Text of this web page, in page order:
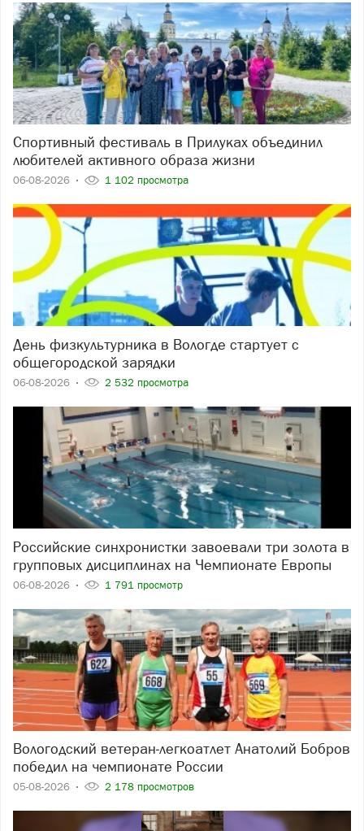
Спортивный фестиваль в Прилуках объединил
любителей активного образа жизни
06-08-2026 1 102 просмотра
День физкультурника в Вологде стартует с
общегородской зарядки
06-08-2026 2 532 просмотра
Российские синхронистки завоевали три золота в
групповых дисциплинах на Чемпионате Европы
06-08-2026 1 791 просмотр
Вологодский ветеран‑легкоатлет Анатолий Бобров
победил на чемпионате России
05-08-2026 2 178 просмотров